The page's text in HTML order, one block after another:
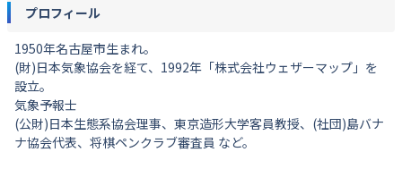
プロフィール
1950年名古屋市生まれ。
(財)日本気象協会を経て、1992年「株式会社ウェザーマップ」を
設立。
気象予報士
(公財)日本生態系協会理事、東京造形大学客員教授、(社団)島バナ
ナ協会代表、将棋ペンクラブ審査員 など。